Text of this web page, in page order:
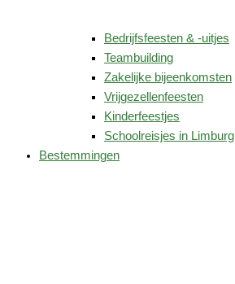
Bedrijfsfeesten & -uitjes
Teambuilding
Zakelijke bijeenkomsten
Vrijgezellenfeesten
Kinderfeestjes
Schoolreisjes in Limburg
Bestemmingen